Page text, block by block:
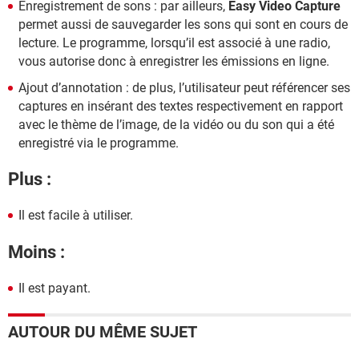
Enregistrement de sons : par ailleurs, Easy Video Capture
permet aussi de sauvegarder les sons qui sont en cours de
lecture. Le programme, lorsqu’il est associé à une radio,
vous autorise donc à enregistrer les émissions en ligne.
Ajout d’annotation : de plus, l’utilisateur peut référencer ses
captures en insérant des textes respectivement en rapport
avec le thème de l’image, de la vidéo ou du son qui a été
enregistré via le programme.
Plus :
Il est facile à utiliser.
Moins :
Il est payant.
AUTOUR DU MÊME SUJET